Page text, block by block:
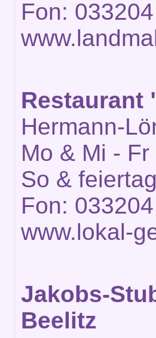
Fon:
Restaurant
Hermann-
Mo & Mi -
So &
Fon:
www.lokal-
Jakobs-
Beelitz